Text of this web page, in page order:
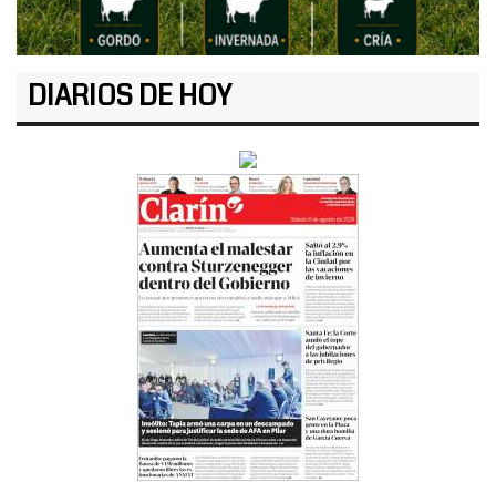
DIARIOS DE HOY